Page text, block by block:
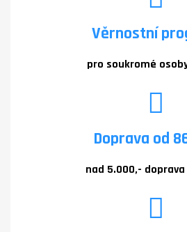
Věrnostní
pro soukromé
Doprava od
nad 5.000,- doprava